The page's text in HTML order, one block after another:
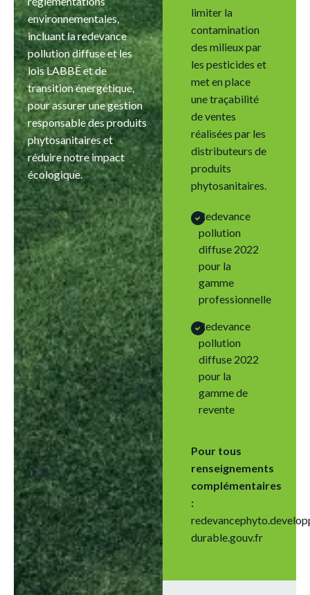
environnementales,
incluant la redevance
pollution diffuse et les
lois LABBÉ et de
transition énergétique,
pour assurer une gestion
responsable des produits
phytosanitaires et
réduire notre impact
écologique.
limiter la
contamination
des milieux par
les pesticides et
met en place
une traçabilité
de ventes
réalisées par les
distributeurs de
produits
phytosanitaires.
Redevance
pollution
diffuse 2022
pour la
gamme
professionnelle
Redevance
pollution
diffuse 2022
pour la
gamme de
revente
Pour tous
renseignements
complémentaires
:
durable.gouv.fr